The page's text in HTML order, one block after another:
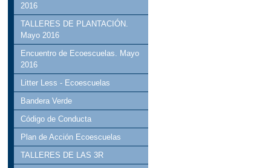
2016
TALLERES DE PLANTACIÓN.
Mayo 2016
Encuentro de Ecoescuelas. Mayo
2016
Litter Less - Ecoescuelas
Bandera Verde
Código de Conducta
Plan de Acción Ecoescuelas
TALLERES DE LAS 3R